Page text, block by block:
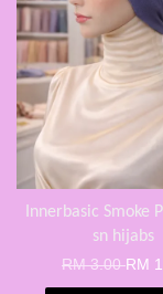
Innerbasic Smoke
sn hijabs
RM 3.00RM